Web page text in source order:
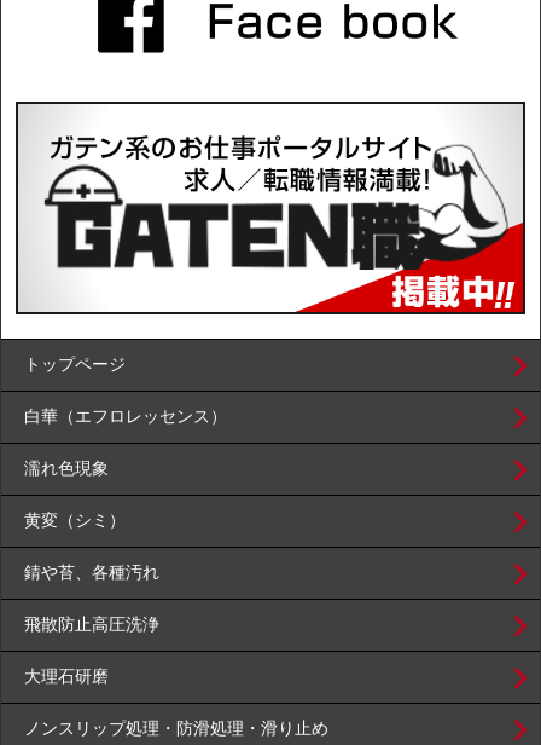
トップページ
白華（エフロレッセンス）
濡れ色現象
黄変（シミ）
錆や苔、各種汚れ
飛散防止高圧洗浄
大理石研磨
ノンスリップ処理・防滑処理・滑り止め